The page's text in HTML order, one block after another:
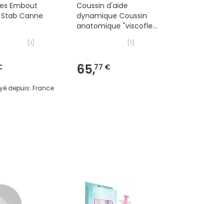
Embout
Canne
(1)
depuis: France
Coussin d'aide
dynamique Coussin
anatomique "viscoflex"
(1)
65,77 €